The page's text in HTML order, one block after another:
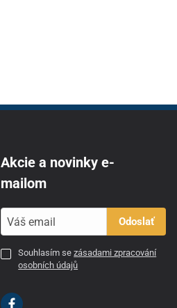
Akcie a novinky e-
mailom
Odoslať
Souhlasím sezásadami zpracování
osobních údajů